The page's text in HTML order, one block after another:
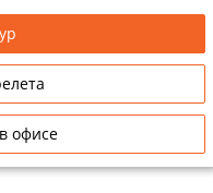
офисе